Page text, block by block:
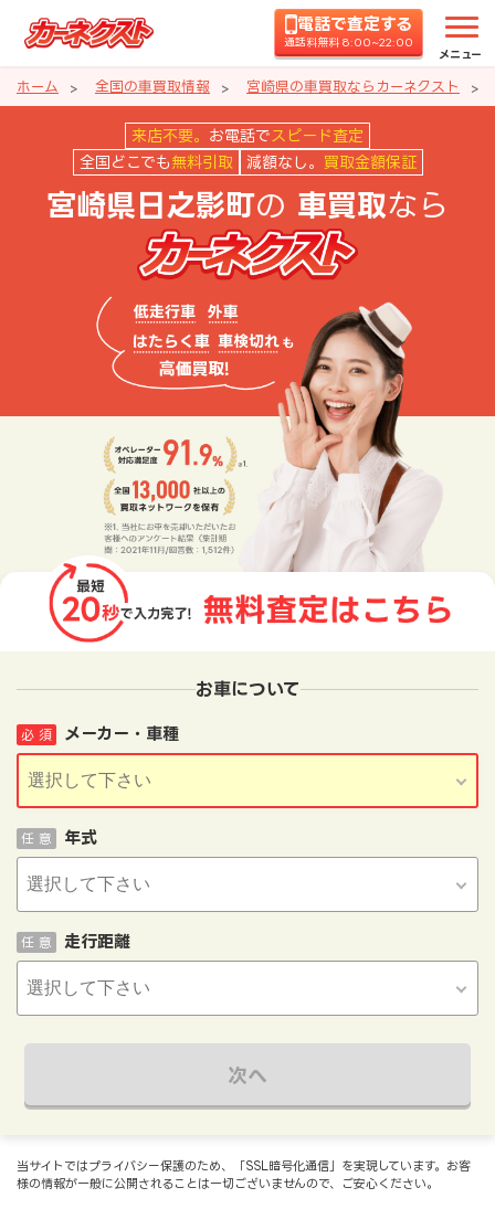
電話で査定する
通話料無料 8:00~22:00
メニュー
ホーム 全国の車買取情報 宮崎県の車買取ならカーネクスト
宮崎県日之影町の車買取ならカ
来店不要。 お電話で スピード査定
全国どこでも 無料引取 減額なし。 買取金額保証
宮崎県日之影町の 車買取なら
お車について
メーカー・車種
必 須
年式
任 意
走行距離
任 意
次へ
当サイトではプライバシー保護のため、「SSL暗号化通信」を実現しています。お客
様の情報が一般に公開されることは一切ございませんので、ご安心ください。